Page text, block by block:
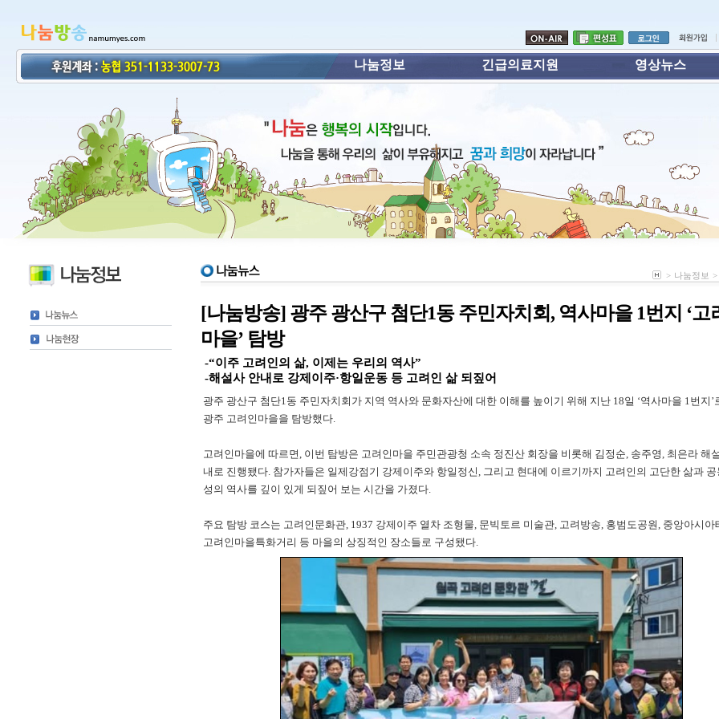
나눔정보 긴급의료지원 영상뉴스
> 나눔정보 >
[나눔방송] 광주 광산구 첨단1동 주민자치회, 역사마을 1번지 ‘고
마을’ 탐방
-“이주 고려인의 삶, 이제는 우리의 역사”
-해설사 안내로 강제이주·항일운동 등 고려인 삶 되짚어
광주 광산구 첨단1동 주민자치회가 지역 역사와 문화자산에 대한 이해를 높이기 위해 지난 18일 ‘역사마을 1번지’
광주 고려인마을을 탐방했다.
고려인마을에 따르면, 이번 탐방은 고려인마을 주민관광청 소속 정진산 회장을 비롯해 김정순, 송주영, 최은라 해
내로 진행됐다. 참가자들은 일제강점기 강제이주와 항일정신, 그리고 현대에 이르기까지 고려인의 고단한 삶과 공
성의 역사를 깊이 있게 되짚어 보는 시간을 가졌다.
주요 탐방 코스는 고려인문화관, 1937 강제이주 열차 조형물, 문빅토르 미술관, 고려방송, 홍범도공원, 중앙아시아
고려인마을특화거리 등 마을의 상징적인 장소들로 구성됐다.